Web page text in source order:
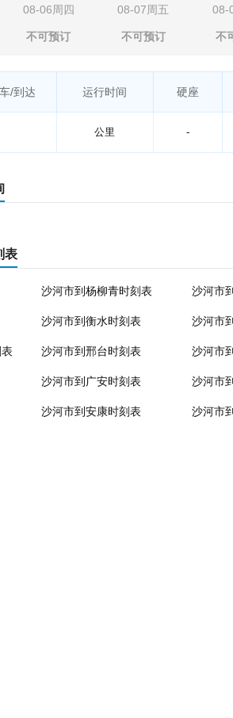
08-06周四
不可预订
08-07周五
不可预订
08-
不
/到达 运行时间 硬座
公里 -
表
沙河市到杨柳青时刻表 沙河市
沙河市到衡水时刻表 沙河市
沙河市到邢台时刻表 沙河市
沙河市到广安时刻表 沙河市
沙河市到安康时刻表 沙河市